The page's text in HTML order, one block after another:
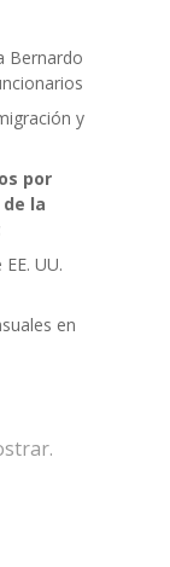
Bernardo
y
por
la
UU.
en